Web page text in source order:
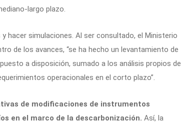
largo plazo.
hacer simulaciones. Al ser consultado, el Ministerio
de los avances, “se ha hecho un levantamiento de
a disposición, sumado a los análisis propios de
operacionales en el corto plazo”.
de modificaciones de instrumentos
en el marco de la descarbonización. Así, la